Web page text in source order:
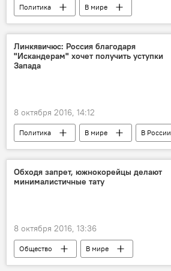
Политика
В мире
Громкие разоблачения Джулиана Ассанжа
Линкявичюс: Россия благодаря
"Искандерам" хочет получить уступки
Запада
8 октября 2016, 14:12
Политика В мире В России
Обходя запрет, южнокорейцы делают
минималистичные тату
8 октября 2016, 13:36
Общество В мире